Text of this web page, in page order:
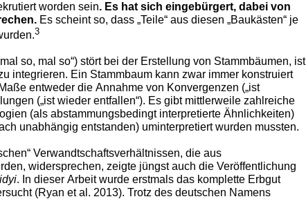
worden sein. Es hat sich eingebürgert, dabei von
Es scheint so, dass „Teile“ aus diesen „Baukästen“ je
3
so, mal so“) stört bei der Erstellung von Stammbäumen, ist
integrieren. Ein Stammbaum kann zwar immer konstruiert
entweder die Annahme von Konvergenzen („ist
(„ist wieder entfallen“). Es gibt mittlerweile zahlreiche
(als abstammungsbedingt interpretierte Ähnlichkeiten)
unabhängig entstanden) uminterpretiert wurden mussten.
Verwandtschaftsverhältnissen, die aus
widersprechen, zeigte jüngst auch die Veröffentlichung
. In dieser Arbeit wurde erstmals das komplette Erbgut
(Ryan et al. 2013). Trotz des deutschen Namens